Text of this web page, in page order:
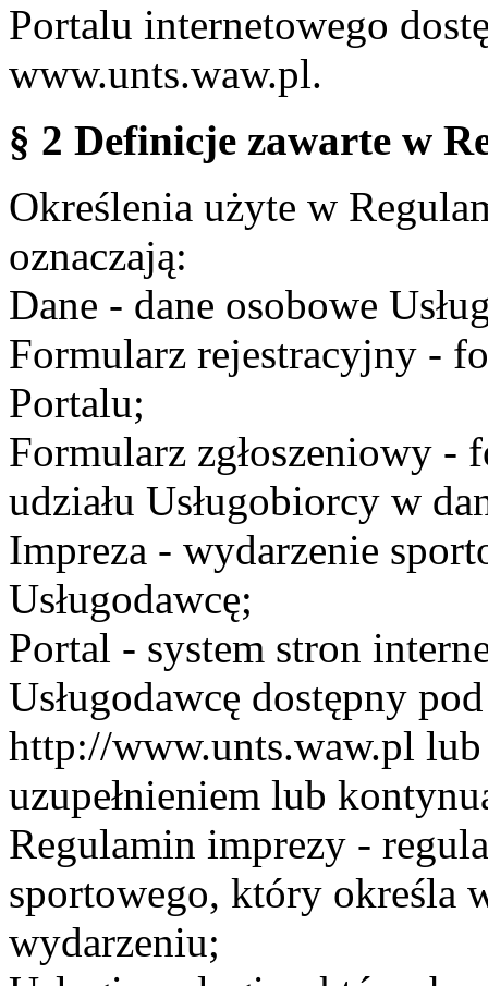
Portalu internetowego
www.unts.waw.pl.
§ 2 Definicje zawarte w
Określenia użyte w
oznaczają:
Dane - dane osobowe
Formularz rejestracyjny -
Portalu;
Formularz zgłoszeniowy -
udziału Usługobiorcy w
Impreza - wydarzenie
Usługodawcę;
Portal - system stron
Usługodawcę dostępny
http://www.unts.waw.pl lub
uzupełnieniem lub
Regulamin imprezy -
sportowego, który określa
wydarzeniu;